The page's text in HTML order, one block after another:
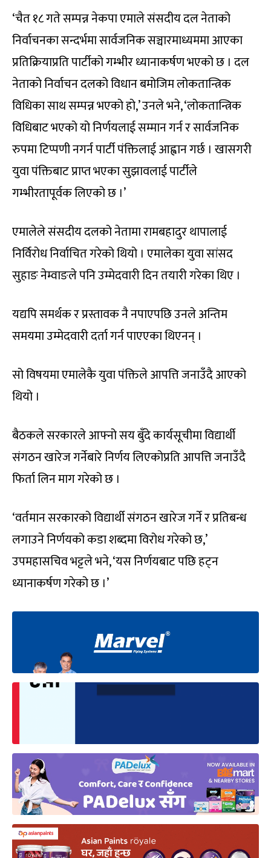
‘चैत १८ गते सम्पन्न नेकपा एमाले संसदीय दल नेताको
निर्वाचनका सन्दर्भमा सार्वजनिक सञ्चारमाध्यममा आएका
प्रतिक्रियाप्रति पार्टीको गम्भीर ध्यानाकर्षण भएको छ । दल
नेताको निर्वाचन दलको विधान बमोजिम लोकतान्त्रिक
विधिका साथ सम्पन्न भएको हो,’ उनले भने, ‘लोकतान्त्रिक
विधिबाट भएको यो निर्णयलाई सम्मान गर्न र सार्वजनिक
रुपमा टिप्पणी नगर्न पार्टी पंक्तिलाई आह्वान गर्छ । खासगरी
युवा पंक्तिबाट प्राप्त भएका सुझावलाई पार्टीले
गम्भीरतापूर्वक लिएको छ ।’
एमालेले संसदीय दलको नेतामा रामबहादुर थापालाई
निर्विरोध निर्वाचित गरेको थियो । एमालेका युवा सांसद
सुहाङ नेम्वाङले पनि उम्मेदवारी दिन तयारी गरेका थिए ।
यद्यपि समर्थक र प्रस्तावक नै नपाएपछि उनले अन्तिम
समयमा उम्मेदवारी दर्ता गर्न पाएएका थिएनन् ।
सो विषयमा एमालेकै युवा पंक्तिले आपत्ति जनाउँदै आएको
थियो ।
बैठकले सरकारले आफ्नो सय बुँदे कार्यसूचीमा विद्यार्थी
संगठन खारेज गर्नेबारे निर्णय लिएकोप्रति आपत्ति जनाउँदै
फिर्ता लिन माग गरेको छ ।
‘वर्तमान सरकारको विद्यार्थी संगठन खारेज गर्ने र प्रतिबन्ध
लगाउने निर्णयको कडा शब्दमा विरोध गरेको छ,’
उपमहासचिव भट्टले भने, ‘यस निर्णयबाट पछि हट्न
ध्यानाकर्षण गरेको छ ।’